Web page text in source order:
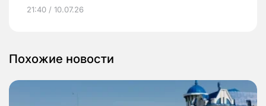
21:40 / 10.07.26
Похожие новости